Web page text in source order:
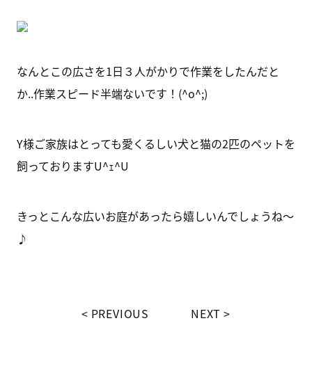
なんとこの広さを1日３人がかりで作業をしたんだと
か..作業スピード半端ないです！(^o^;)
Y様ご家族はとっても愛くるしい犬と猫の2匹のペットを
飼っておりますU^ｪ^U
きっとこんな広いお庭があったら嬉しいんでしょうね～
♪
PREVIOUS NEXT